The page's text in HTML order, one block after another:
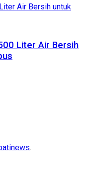
Liter Air Bersih
.